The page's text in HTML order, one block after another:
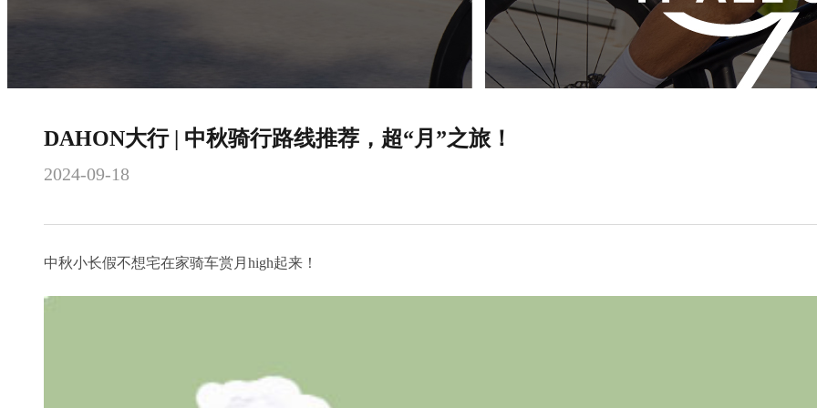
DAHON大行 | 中秋骑行路线推荐，超“月”之旅！
2024-09-18
中秋小长假不想宅在家骑车赏月high起来！